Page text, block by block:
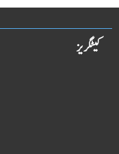
کیٹگریز